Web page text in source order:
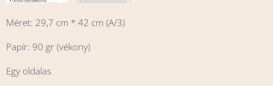
Méret: 29,7 cm * 42 cm (A/3)
Papír: 90 gr (vékony)
Egy oldalas